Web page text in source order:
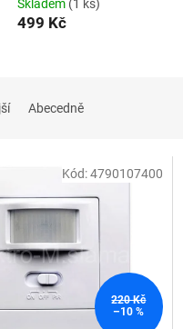
Skladem (1 ks)
499 Kč
Abecedně
220 Kč
–10 %
Kód:4790107400